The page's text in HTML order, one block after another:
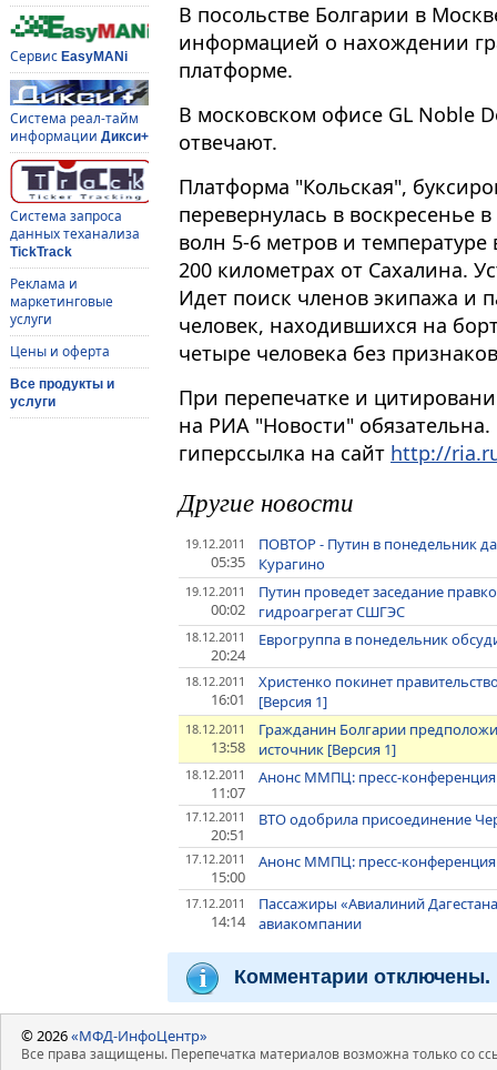
Сервис EasyMANi
Система реал-тайм
информации Дикси+
Система запроса
данных теханализа
TickTrack
Реклама и
маркетинговые
услуги
Цены и оферта
Все продукты и
услуги
В посольстве Болгарии в
информацией о нахождении
платформе.
В московском офисе GL Noble
отвечают.
Платформа "Кольская",
перевернулась в воскресенье
волн 5-6 метров и
200 километрах от Сахалина.
Идет поиск членов экипажа и
человек, находившихся на
четыре человека без
При перепечатке и
на РИА "Новости"
гиперссылка на сайт http://
Другие новости
19.12.2011
05:35
ПОВТОР - Путин в понедельник
Курагино
19.12.2011
00:02
Путин проведет заседание
гидроагрегат СШГЭС
18.12.2011
20:24
Еврогруппа в понедельник
18.12.2011
16:01
Христенко покинет
[Версия 1]
18.12.2011
13:58
Гражданин Болгарии
источник [Версия 1]
18.12.2011
11:07
Анонс ММПЦ: пресс-конференция
17.12.2011
20:51
ВТО одобрила присоединение
17.12.2011
15:00
Анонс ММПЦ: пресс-конференция
17.12.2011
14:14
Пассажиры «Авиалиний
авиакомпании
Комментарии отключены.
© 2026«МФД-ИнфоЦентр»
Все права защищены. Перепечатка материалов возможна только со